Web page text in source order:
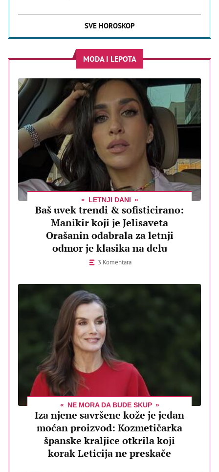
SVE HOROSKOP
MODA I LEPOTA
LETNJI DANI
Baš uvek trendi & sofisticirano:
Manikir koji je Jelisaveta
Orašanin odabrala za letnji
odmor je klasika na delu
3 Komentara
NE MORA DA BUDE SKUP
Iza njene savršene kože je jedan
moćan proizvod: Kozmetičarka
španske kraljice otkrila koji
korak Leticija ne preskače